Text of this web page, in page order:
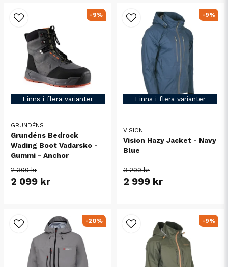
Finns i flera varianter
GRUNDÉNS
Grundéns Bedrock
Wading Boot Vadarsko -
Gummi - Anchor
2 300 kr
2 099 kr
-9%
Finns i flera varianter
VISION
Vision Hazy Jacket - Navy
Blue
3 299 kr
2 999 kr
-9%
-20% -9%